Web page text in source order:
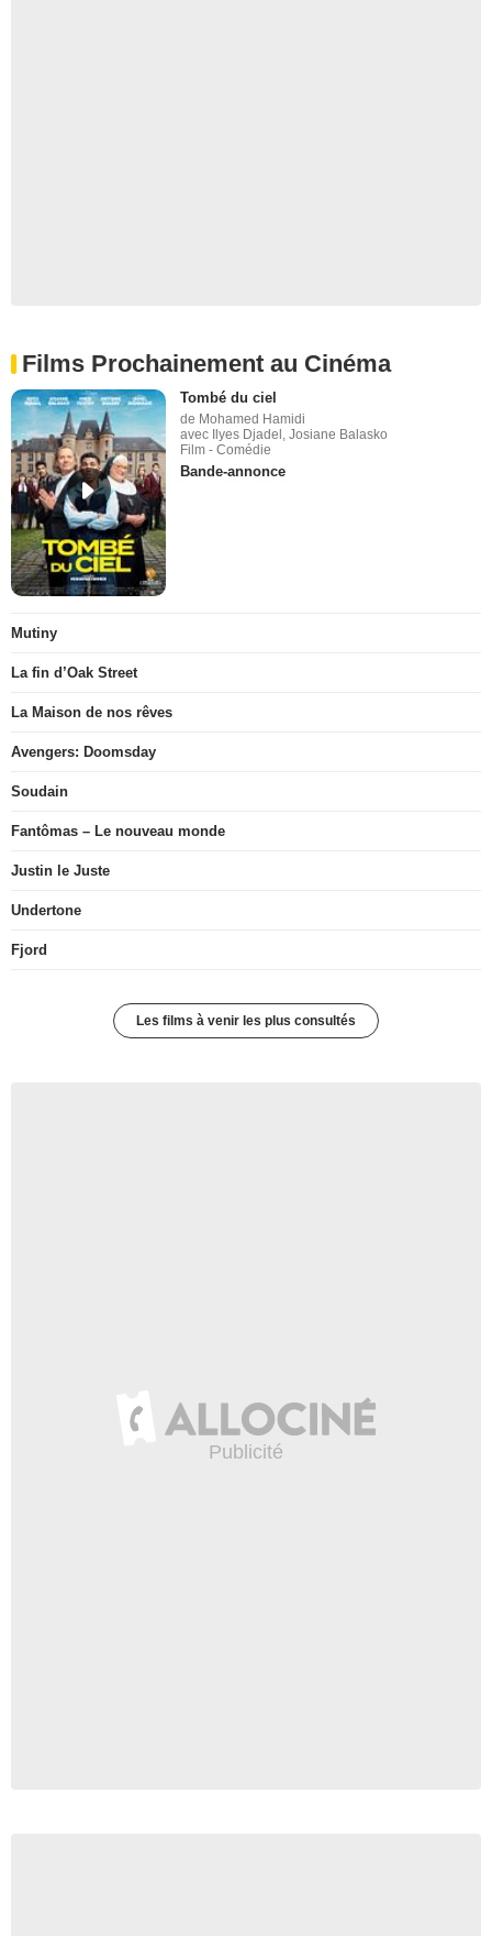
Films Prochainement au Cinéma
Tombé du ciel
de Mohamed Hamidi
avec Ilyes Djadel, Josiane Balasko
Film - Comédie
Bande-annonce
Mutiny
La fin d’Oak Street
La Maison de nos rêves
Avengers: Doomsday
Soudain
Fantômas – Le nouveau monde
Justin le Juste
Undertone
Fjord
Les films à venir les plus consultés